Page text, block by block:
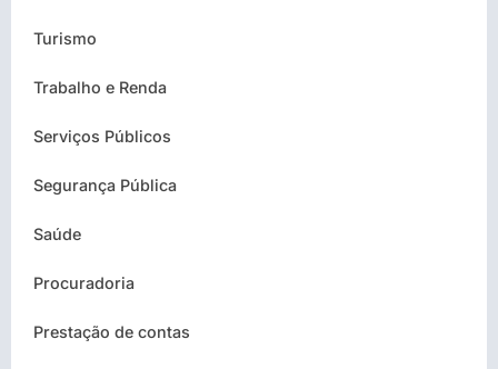
Turismo
Trabalho e Renda
Serviços Públicos
Segurança Pública
Saúde
Procuradoria
Prestação de contas